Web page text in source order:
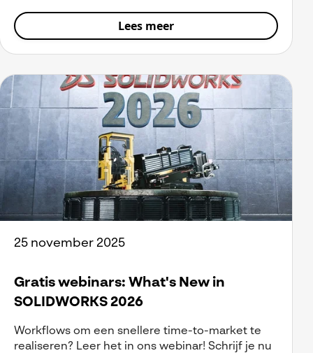
Lees meer
25 november 2025
Gratis webinars: What's New in
SOLIDWORKS 2026
Workflows om een snellere time-to-market te
realiseren? Leer het in ons webinar! Schrijf je nu